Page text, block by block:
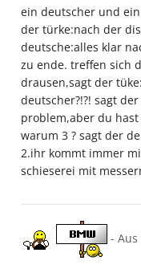
ein deutscher und
der türke:nach der
deutsche:alles klar
zu ende. treffen sich
drausen,sagt der
deutscher?!?! sagt
problem,aber du
warum 3 ? sagt der
2.ihr kommt immer
schieserei mit
- Aus